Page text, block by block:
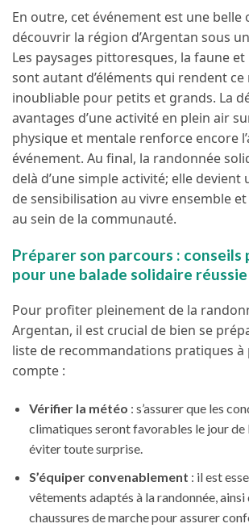
En outre, cet événement est une
découvrir la région d’Argentan sous
Les paysages pittoresques, la faune
sont autant d’éléments qui rendent
inoubliable pour petits et grands. La
avantages d’une activité en plein air
physique et mentale renforce encore
événement. Au final, la randonnée
delà d’une simple activité; elle
de sensibilisation au vivre ensemble
au sein de la communauté.
Préparer son parcours : conseils
pour une balade solidaire réussie
Pour profiter pleinement de la
Argentan, il est crucial de bien se
liste de recommandations pratiques à
compte :
Vérifier la météo : s’assurer que les
climatiques seront favorables le jour de
éviter toute surprise.
S’équiper convenablement : il est
vêtements adaptés à la randonnée, ainsi
chaussures de marche pour assurer